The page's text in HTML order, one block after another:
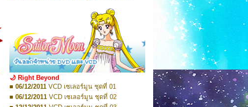
Pretty Guardian Sailor Moon Eternal
Pretty Guardian Sailor Moon Eternal
Edition 10
■ TBA 2026Code Name: Sailor V 1
■ TBA 2026Code Name: Sailor V 2
VCD เซเลอร์มูน คริสตัล VOL.9
VCD เซเลอร์มูน คริสตัล VOL.10
■ 10/08/2016
VCD เซเลอร์มูน คริสตัล VOL.11
■ 10/08/2016VCD เซเลอร์มูน คริสตัล VOL.12
■ 17/08/2016VCD เซเลอร์มูน คริสตัล VOL.13
■ 26/05/2016 DVD เซเลอร์มูน คริสตัล VOL.1
■ 08/07/2016DVD เซเลอร์มูน คริสตัล VOL.2
■ 19/08/2016 DVD เซเลอร์มูน คริสตัล VOL.3
■ 08/09/2016 DVD เซเลอร์มูน คริสตัล VOL.4
🌙 Right Beyond
■ 06/12/2011 VCD เซเลอร์มูน ชุดที่ 01
■ 06/12/2011 VCD เซเลอร์มูน ชุดที่ 02